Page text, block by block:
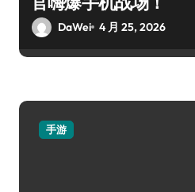
DaWei 4 月 25, 2026
手游